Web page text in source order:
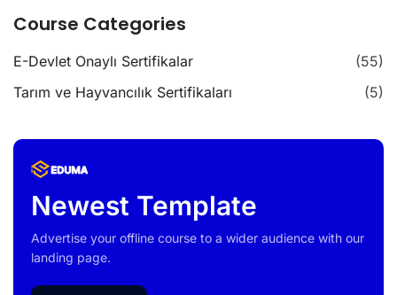
Course Categories
E-Devlet Onaylı Sertifikalar
(55)
Tarım ve Hayvancılık Sertifikaları
(5)
Newest Template
Advertise your offline course to a wider audience with our
landing page.